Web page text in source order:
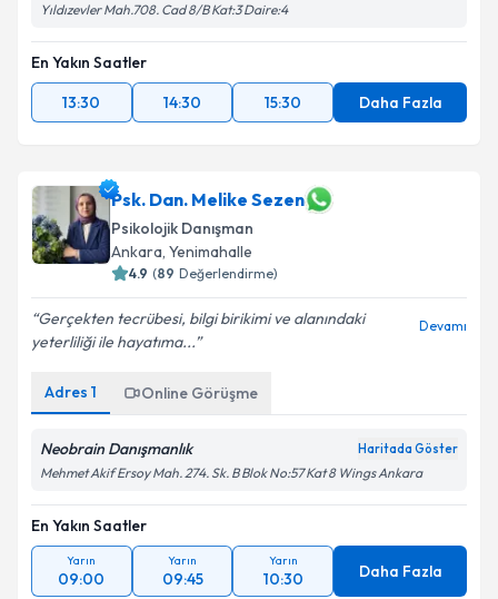
Yıldızevler Mah.708. Cad 8/B Kat:3 Daire:4
En Yakın Saatler
13:30
14:30 15:30 Daha Fazla
Psk. Dan. Melike Sezen
Psikolojik Danışman
Ankara, Yenimahalle
4.9 (89 Değerlendirme)
Gerçekten tecrübesi, bilgi birikimi ve alanındaki
yeterliliği ile hayatıma...
Devamı
Adres 1 Online Görüşme
Neobrain Danışmanlık Haritada Göster
Mehmet Akif Ersoy Mah. 274. Sk. B Blok No:57 Kat 8 Wings Ankara
En Yakın Saatler
Yarın
09:00
Yarın
09:45
Yarın
10:30 Daha Fazla